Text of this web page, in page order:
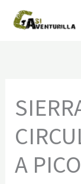
contenido
A